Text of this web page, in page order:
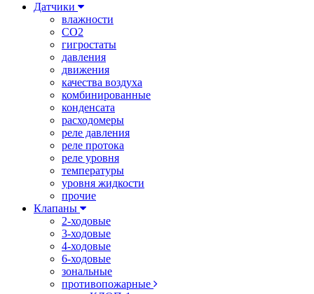
Датчики
влажности
CO2
гигростаты
давления
движения
качества воздуха
комбинированные
конденсата
расходомеры
реле давления
реле протока
реле уровня
температуры
уровня жидкости
прочие
Клапаны
2-ходовые
3-ходовые
4-ходовые
6-ходовые
зональные
противопожарные